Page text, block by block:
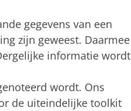
gegevens van een
zijn geweest. Daarmee
informatie wordt
wordt. Ons
de uiteindelijke toolkit